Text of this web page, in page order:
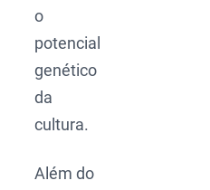
o
potencial
genético
da
cultura.
Além do